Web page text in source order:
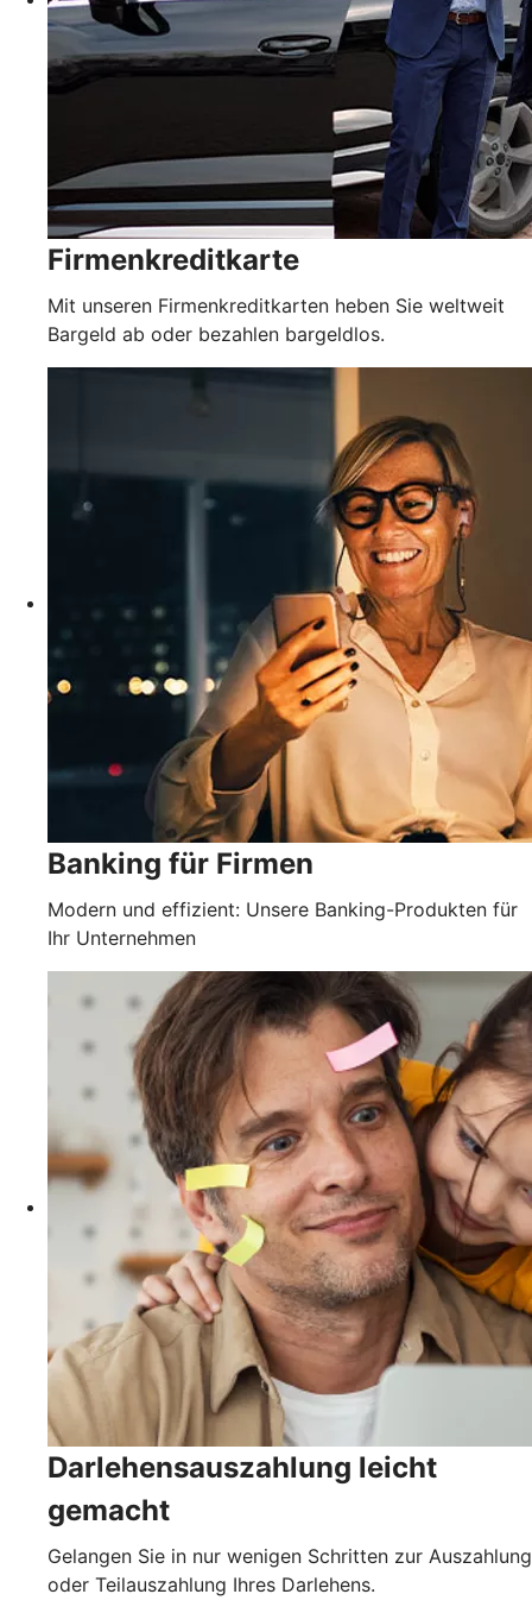
Firmenkreditkarte
Mit unseren Firmenkreditkarten heben Sie weltweit
Bargeld ab oder bezahlen bargeldlos.
Banking für Firmen
Modern und effizient: Unsere Banking-Produkten für
Ihr Unternehmen
Darlehensauszahlung leicht
gemacht
Gelangen Sie in nur wenigen Schritten zur Auszahlung
oder Teilauszahlung Ihres Darlehens.